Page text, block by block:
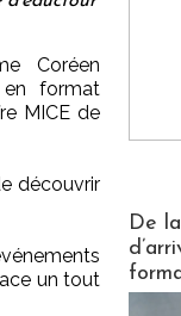
Coréen
format
MICE de
découvrir
un tout
De